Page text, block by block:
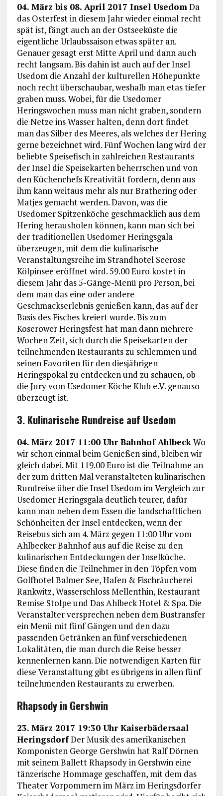
04. März bis 08. April 2017 Insel Usedom Da
das Osterfest in diesem Jahr wieder einmal recht
spät ist, fängt auch an der Ostseeküste die
eigentliche Urlaubssaison etwas später an.
Genauer gesagt erst Mitte April und dann auch
recht langsam. Bis dahin ist auch auf der Insel
Usedom die Anzahl der kulturellen Höhepunkte
noch recht überschaubar, weshalb man etas tiefer
graben muss. Wobei, für die Usedomer
Heringswochen muss man nicht graben, sondern
die Netze ins Wasser halten, denn dort findet
man das Silber des Meeres, als welches der Hering
gerne bezeichnet wird. Fünf Wochen lang wird der
beliebte Speisefisch in zahlreichen Restaurants
der Insel die Speisekarten beherrschen und von
den Küchenchefs Kreativität fordern, denn aus
ihm kann weitaus mehr als nur Brathering oder
Matjes gemacht werden. Davon, was die
Usedomer Spitzenköche geschmacklich aus dem
Hering herausholen können, kann man sich bei
der traditionellen Usedomer Heringsgala
überzeugen, mit dem die kulinarische
Veranstaltungsreihe im Strandhotel Seerose
Kölpinsee eröffnet wird. 59.00 Euro kostet in
diesem Jahr das 5-Gänge-Menü pro Person, bei
dem man das eine oder andere
Geschmackserlebnis genießen kann, das auf der
Basis des Fisches kreiert wurde. Bis zum
Koserower Heringsfest hat man dann mehrere
Wochen Zeit, sich durch die Speisekarten der
teilnehmenden Restaurants zu schlemmen und
seinen Favoriten für den diesjährigen
Heringspokal zu entdecken und zu schauen, ob
die Jury vom Usedomer Köche Klub e.V. genauso
überzeugt ist.
3. Kulinarische Rundreise auf Usedom
04. März 2017 11:00 Uhr Bahnhof AhlbeckWo
wir schon einmal beim Genießen sind, bleiben wir
gleich dabei. Mit 119.00 Euro ist die Teilnahme an
der zum dritten Mal veranstalteten kulinarischen
Rundreise über die Insel Usedom im Vergleich zur
Usedomer Heringsgala deutlich teurer, dafür
kann man neben dem Essen die landschaftlichen
Schönheiten der Insel entdecken, wenn der
Reisebus sich am 4. März gegen 11:00 Uhr vom
Ahlbecker Bahnhof aus auf die Reise zu den
kulinarischen Entdeckungen der Inselküche.
Diese finden die Teilnehmer in den Töpfen vom
Golfhotel Balmer See, Hafen & Fischräucherei
Rankwitz, Wasserschloss Mellenthin, Restaurant
Remise Stolpe und Das Ahlbeck Hotel & Spa. Die
Veranstalter versprechen neben dem Bustransfer
ein Menü mit fünf Gängen und den dazu
passenden Getränken an fünf verschiedenen
Lokalitäten, die man durch die Reise besser
kennenlernen kann. Die notwendigen Karten für
diese Veranstaltung gibt es übrigens in allen fünf
teilnehmenden Restaurants zu erwerben.
Rhapsody in Gershwin
23. März 2017 19:30 Uhr Kaiserbädersaal
HeringsdorfDer Musik des amerikanischen
Komponisten George Gershwin hat Ralf Dörnen
mit seinem Ballett Rhapsody in Gershwin eine
tänzerische Hommage geschaffen, mit dem das
Theater Vorpommern im März im Heringsdorfer